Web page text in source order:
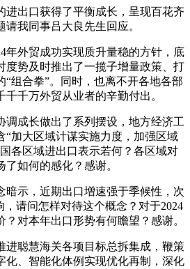
出口获得了平衡成长，呈现百花齐
我同事吕大良先生回应。
外贸成功实现质升量稳的方针，底
度势及时推出了一揽子增量政策、打
“组合拳”。同时，也离不开各地各部
千万外贸从业者的辛勤付出。
成长做出了系列摆设，地方经济工
“加大区域计谋实施力度，加强区域
各区域进出口表示若何？各区域对
如何的感化？感谢。
示，近期出口增速强于季候性，次
，请问怎样对待这个概念？对于2024
对本年出口形势有何瞻望？感谢。
聪慧海关各项目标总拆集成，鞭策
化、智能化体例实现优化再制，深化